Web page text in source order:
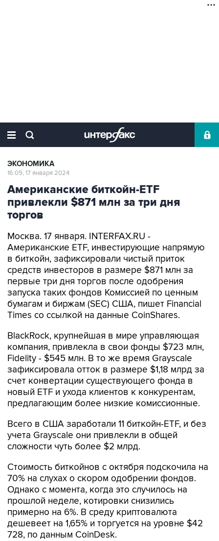
ЭКОНОМИКА
16:09, 17 января 2024
Американские биткойн-ETF
привлекли $871 млн за три дня
торгов
Москва. 17 января. INTERFAX.RU -
Американские ETF, инвестирующие напрямую
в биткойн, зафиксировали чистый приток
средств инвесторов в размере $871 млн за
первые три дня торгов после одобрения
запуска таких фондов Комиссией по ценным
бумагам и биржам (SEC) США, пишет Financial
Times со ссылкой на данные CoinShares.
BlackRock, крупнейшая в мире управляющая
компания, привлекла в свои фонды $723 млн,
Fidelity - $545 млн. В то же время Grayscale
зафиксировала отток в размере $1,18 млрд за
счет конвертации существующего фонда в
новый ETF и ухода клиентов к конкурентам,
предлагающим более низкие комиссионные.
Всего в США заработали 11 биткойн-ETF, и без
учета Grayscale они привлекли в общей
сложности чуть более $2 млрд.
Стоимость биткойнов с октября подскочила на
70% на слухах о скором одобрении фондов.
Однако с момента, когда это случилось на
прошлой неделе, котировки снизились
примерно на 6%. В среду криптовалюта
дешевеет на 1,65% и торгуется на уровне $42
728, по данным CoinDesk.